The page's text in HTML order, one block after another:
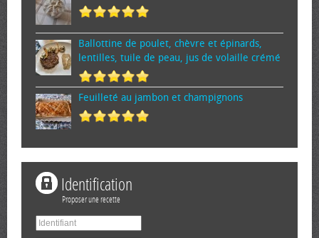
Ballottine de poulet, chèvre et épinards,
lentilles, tuile de peau, jus de volaille crémé
Feuilleté au jambon et champignons
Identification
Proposer une recette